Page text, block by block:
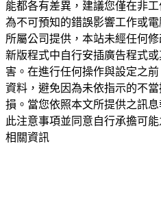
能都各有差異，建議您僅在非
為不可預知的錯誤影響工作或
所屬公司提供，本站未經任何
新版程式中自行安插廣告程式
害。在進行任何操作與設定之
資料，避免因為未依指示的不
損。當您依照本文所提供之訊
此注意事項並同意自行承擔可能
相關資訊